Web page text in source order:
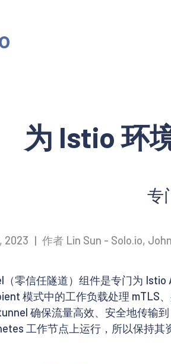
为 Istio 环
专
2023 | 作者 Lin Sun - Solo.io,
（零信任隧道）组件是专门为
模式中的工作负载处理 mTLS
确保流量高效、安全地传输
工作节点上运行，所以保持其